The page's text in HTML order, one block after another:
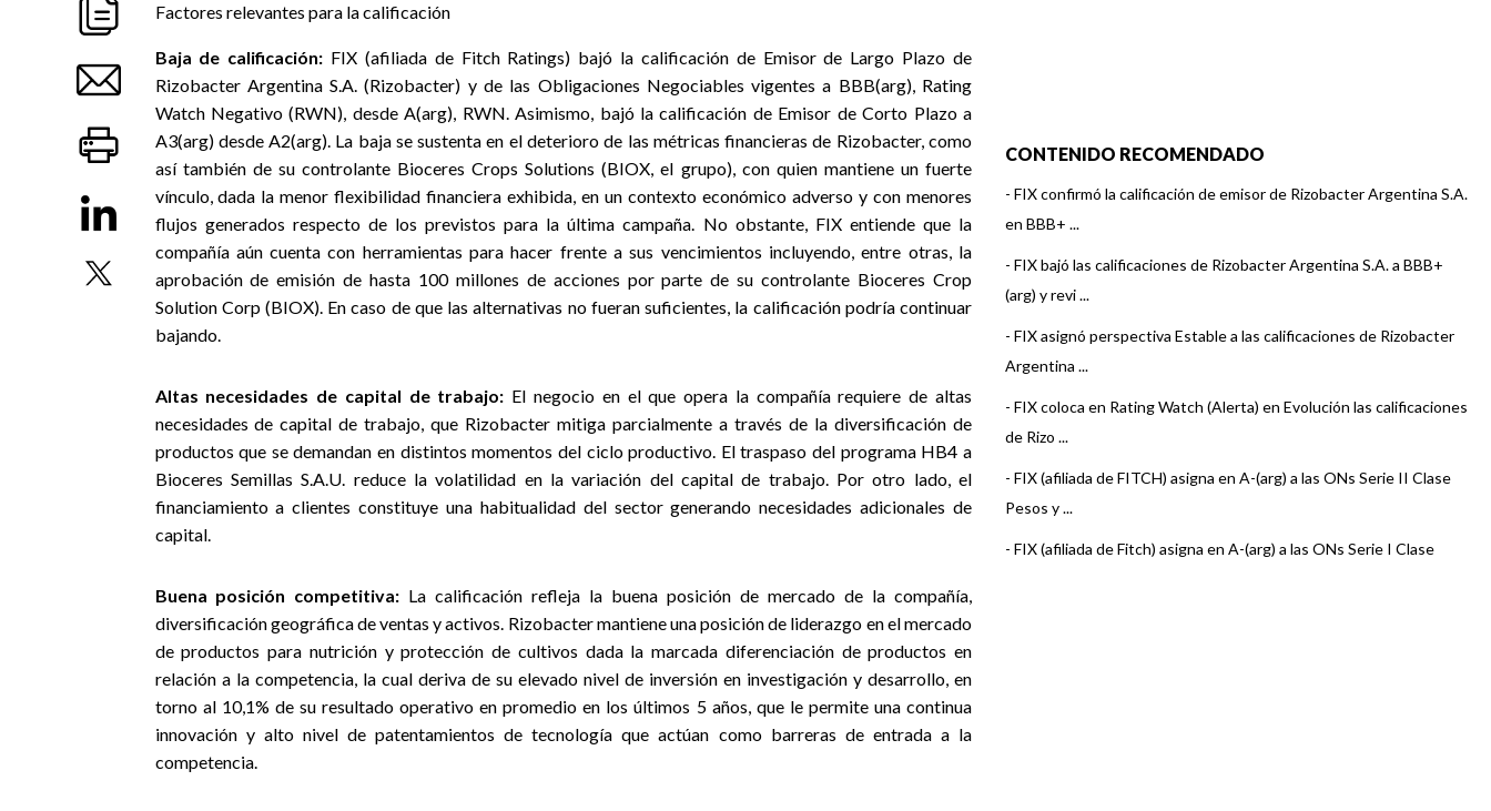
Factores relevantes para la calificación
Baja de calificación: FIX (afiliada de Fitch Ratings) bajó la calificación de Emisor de Largo Plazo de
Rizobacter Argentina S.A. (Rizobacter) y de las Obligaciones Negociables vigentes a BBB(arg), Rating
Watch Negativo (RWN), desde A(arg), RWN. Asimismo, bajó la calificación de Emisor de Corto Plazo a
A3(arg) desde A2(arg). La baja se sustenta en el deterioro de las métricas financieras de Rizobacter, como
así también de su controlante Bioceres Crops Solutions (BIOX, el grupo), con quien mantiene un fuerte
vínculo, dada la menor flexibilidad financiera exhibida, en un contexto económico adverso y con menores
flujos generados respecto de los previstos para la última campaña. No obstante, FIX entiende que la
compañía aún cuenta con herramientas para hacer frente a sus vencimientos incluyendo, entre otras, la
aprobación de emisión de hasta 100 millones de acciones por parte de su controlante Bioceres Crop
Solution Corp (BIOX). En caso de que las alternativas no fueran suficientes, la calificación podría continuar
bajando.
Altas necesidades de capital de trabajo: El negocio en el que opera la compañía requiere de altas
necesidades de capital de trabajo, que Rizobacter mitiga parcialmente a través de la diversificación de
productos que se demandan en distintos momentos del ciclo productivo. El traspaso del programa HB4 a
Bioceres Semillas S.A.U. reduce la volatilidad en la variación del capital de trabajo. Por otro lado, el
financiamiento a clientes constituye una habitualidad del sector generando necesidades adicionales de
capital.
Buena posición competitiva: La calificación refleja la buena posición de mercado de la compañía,
diversificación geográfica de ventas y activos. Rizobacter mantiene una posición de liderazgo en el mercado
de productos para nutrición y protección de cultivos dada la marcada diferenciación de productos en
relación a la competencia, la cual deriva de su elevado nivel de inversión en investigación y desarrollo, en
torno al 10,1% de su resultado operativo en promedio en los últimos 5 años, que le permite una continua
innovación y alto nivel de patentamientos de tecnología que actúan como barreras de entrada a la
competencia.
CONTENIDO RECOMENDADO
- FIX confirmó la calificación de emisor de Rizobacter Argentina S.A.
en BBB+ ...
- FIX bajó las calificaciones de Rizobacter Argentina S.A. a BBB+
(arg) y revi ...
- FIX asignó perspectiva Estable a las calificaciones de Rizobacter
Argentina ...
- FIX coloca en Rating Watch (Alerta) en Evolución las calificaciones
de Rizo ...
- FIX (afiliada de FITCH) asigna en A-(arg) a las ONs Serie II Clase
Pesos y ...
- FIX (afiliada de Fitch) asigna en A-(arg) a las ONs Serie I Clase